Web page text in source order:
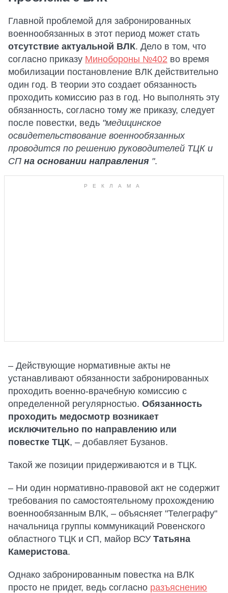
Главной проблемой для забронированных
военнообязанных в этот период может стать
отсутствие актуальной ВЛК. Дело в том, что
согласно приказу Минобороны №402 во время
мобилизации постановление ВЛК действительно
один год. В теории это создает обязанность
проходить комиссию раз в год. Но выполнять эту
обязанность, согласно тому же приказу, следует
после повестки, ведь "медицинское
освидетельствование военнообязанных
проводится по решению руководителей ТЦК и
СП на основании направления ".
– Действующие нормативные акты не
устанавливают обязанности забронированных
проходить военно-врачебную комиссию с
определенной регулярностью. Обязанность
проходить медосмотр возникает
исключительно по направлению или
повестке ТЦК, – добавляет Бузанов.
Такой же позиции придерживаются и в ТЦК.
– Ни один нормативно-правовой акт не содержит
требования по самостоятельному прохождению
военнообязанным ВЛК, – объясняет "Телеграфу"
начальница группы коммуникаций Ровенского
областного ТЦК и СП, майор ВСУ Татьяна
Камеристова.
Однако забронированным повестка на ВЛК
просто не придет, ведь согласно разъяснению